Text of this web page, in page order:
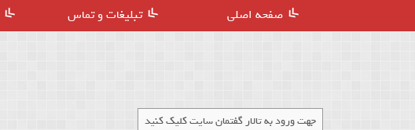
صفحه اصلی تبلیغات و تماس
جهت ورود به تالار گفتمان سایت کلیک کنید